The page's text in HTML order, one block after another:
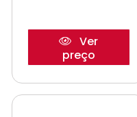
Ver
preço